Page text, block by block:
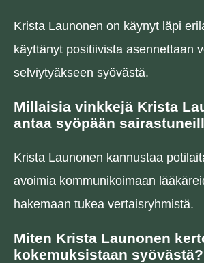
Krista Launonen on käynyt läpi
käyttänyt positiivista asennettaan
selviytyäkseen syövästä.
Millaisia vinkkejä Krista
antaa syöpään
Krista Launonen kannustaa
avoimia kommunikoimaan
hakemaan tukea vertaisryhmistä.
Miten Krista Launonen
kokemuksistaan syövästä?